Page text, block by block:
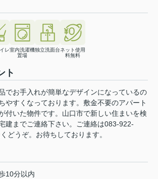
レ室内洗濯機
置場
独立洗面台ネット使用
料無料
ト
でお手入れが簡単なデザインになっているの
やすくなっております。敷金不要のアパート
付いた物件です。山口市で新しい住まいを検
建までご連絡下さい。ご連絡は083-922-
どうぞ。お待ちしております。
10分以内